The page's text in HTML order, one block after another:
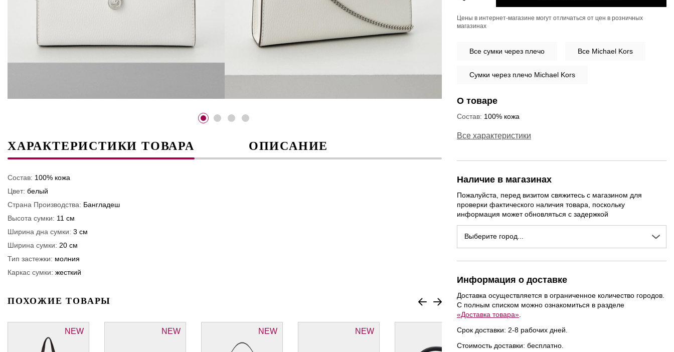
ХАРАКТЕРИСТИКИ ТОВАРА ОПИСАНИЕ
Состав: 100% кожа
Цвет: белый
Страна Производства: Бангладеш
Высота сумки: 11 см
Ширина дна сумки: 3 см
Ширина сумки: 20 см
Тип застежки: молния
Каркас сумки: жесткий
ПОХОЖИЕ ТОВАРЫ
NEW NEW NEW NEW NEW NEW
Цены в интернет-магазине могут отличаться от цен в розничных
магазинах
Все сумки через плечо Все Michael Kors
Сумки через плечо Michael Kors
О товаре
Состав: 100% кожа
Все характеристики
Наличие в магазинах
Пожалуйста, перед визитом свяжитесь с магазином для
проверки фактического наличия товара, поскольку
информация может обновляться с задержкой
Выберите город...
Информация о доставке
Доставка осуществляется в ограниченное количество городов.
С полным списком можно ознакомиться в разделе
«Доставка товара»
Срок доставки: 2-8 рабочих дней.
Стоимость доставки: бесплатно.